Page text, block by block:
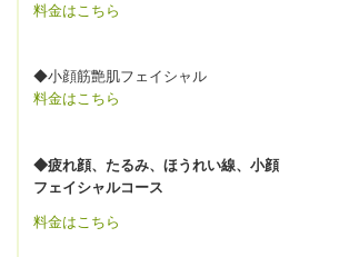
料金はこちら
◆小顔筋艶肌フェイシャル
料金はこちら
◆疲れ顔、たるみ、ほうれい線、小顔
フェイシャルコース
料金はこちら